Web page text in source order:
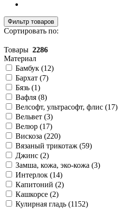
Фильтр товаров
Сортировать по:
Товары 2286
Материал
Бамбук (12)
Бархат (7)
Бязь (1)
Вафля (8)
Велсофт, ультрасофт, флис (17)
Вельвет (3)
Велюр (17)
Вискоза (220)
Вязаный трикотаж (59)
Джинс (2)
Замша, кожа, эко-кожа (3)
Интерлок (14)
Капитоний (2)
Кашкорсе (2)
Кулирная гладь (1152)